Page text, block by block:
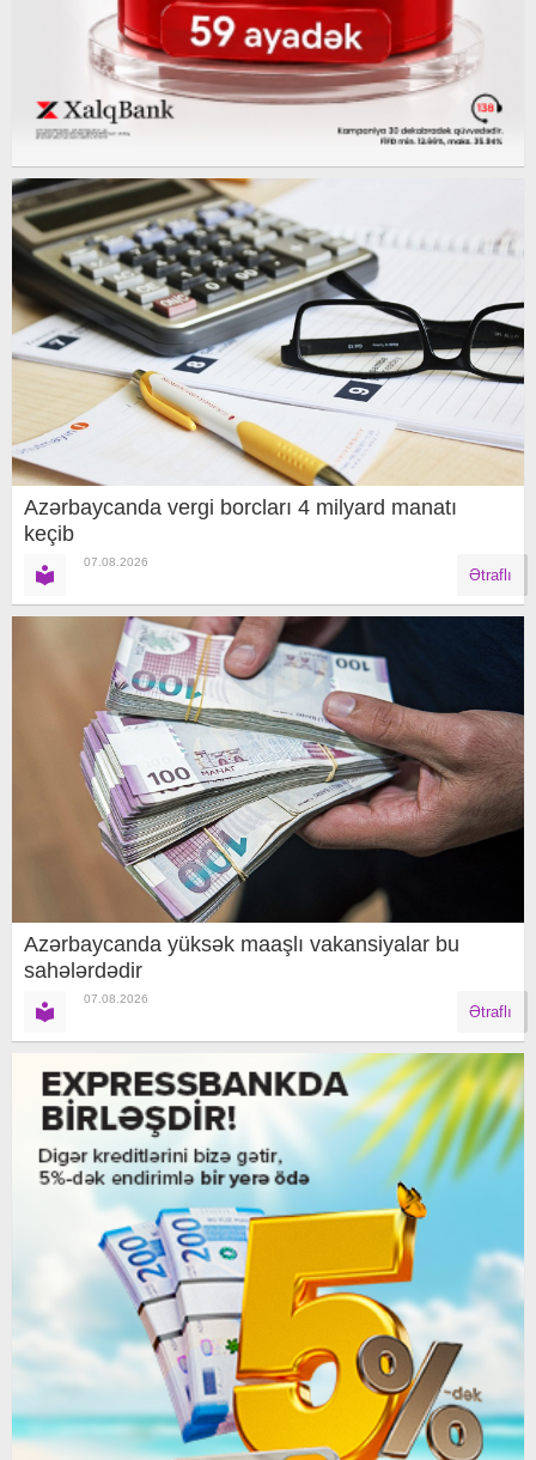
Azərbaycanda vergi borcları 4 milyard manatı
keçib
07.08.2026
Ətraflı
Azərbaycanda yüksək maaşlı vakansiyalar bu
sahələrdədir
07.08.2026
Ətraflı